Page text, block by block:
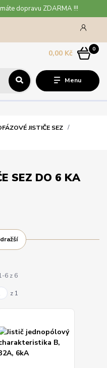
dopravu ZDARMA !!!
Menu
0
0,00 Kč
JISTIČE SEZ
SEZ DO 6 KA
6 z 6
z 1